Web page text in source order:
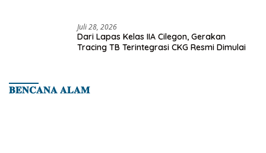
Juli 28, 2026
Dari Lapas Kelas IIA Cilegon, Gerakan
Tracing TB Terintegrasi CKG Resmi Dimulai
𝐁𝐄𝐍𝐂𝐀𝐍𝐀 𝐀𝐋𝐀𝐌